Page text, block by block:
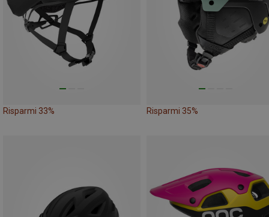
Risparmi 33% Risparmi 35%